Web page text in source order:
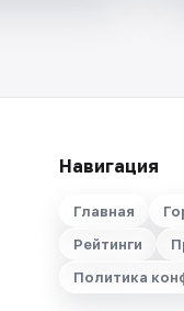
Навигация
Главная
Рейтинги
Политика